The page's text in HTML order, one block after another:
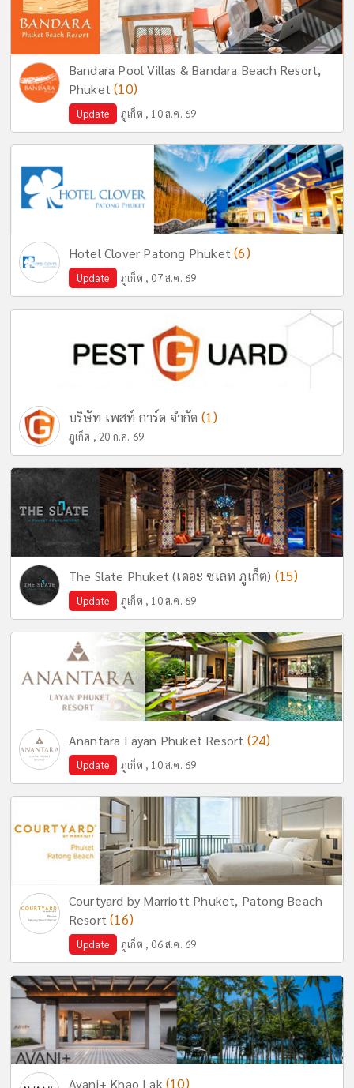
Bandara Pool Villas & Bandara Beach Resort,
Phuket(10)
Update ภูเก็ต , 10 ส.ค. 69
Hotel Clover Patong Phuket(6)
Update ภูเก็ต , 07 ส.ค. 69
บริษัท เพสท์ การ์ด จำกัด (1)
ภูเก็ต , 20 ก.ค. 69
The Slate Phuket (เดอะ ซเลท ภูเก็ต) (15)
Update ภูเก็ต , 10 ส.ค. 69
Anantara Layan Phuket Resort (24)
Update ภูเก็ต , 10 ส.ค. 69
Courtyard by Marriott Phuket, Patong Beach
Resort(16)
Update ภูเก็ต , 06 ส.ค. 69
Avani+ Khao Lak (10)